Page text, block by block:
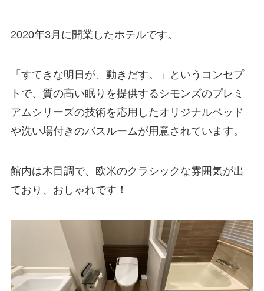
2020年3月に開業したホテルです。
「すてきな明日が、動きだす。」というコンセプ
トで、質の高い眠りを提供するシモンズのプレミ
アムシリーズの技術を応用したオリジナルベッド
や洗い場付きのバスルームが用意されています。
館内は木目調で、欧米のクラシックな雰囲気が出
ており、おしゃれです！